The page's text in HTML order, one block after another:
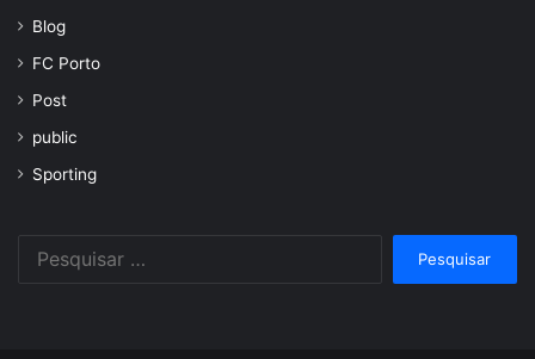
Blog
FC Porto
Post
public
Sporting